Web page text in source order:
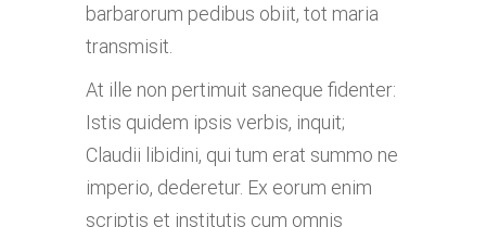
barbarorum pedibus obiit, tot maria
transmisit.
At ille non pertimuit saneque fidenter:
Istis quidem ipsis verbis, inquit;
Claudii libidini, qui tum erat summo ne
imperio, dederetur. Ex eorum enim
scriptis et institutis cum omnis